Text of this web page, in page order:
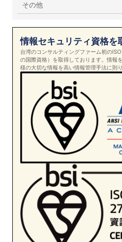
その他
情報セキュリティ資格を
台湾のコンサルティングファーム初の
の国際資格）を取得しております。情報
様の大切な情報を高い情報管理手法に則